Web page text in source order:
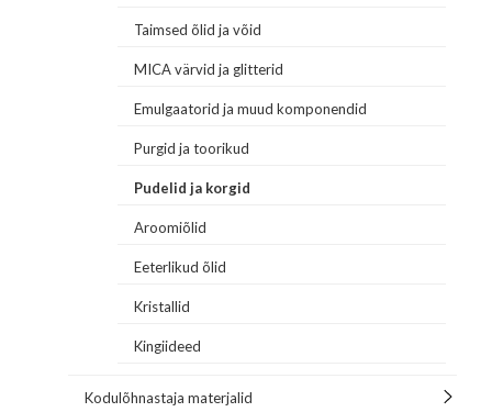
Taimsed õlid ja võid
MICA värvid ja glitterid
Emulgaatorid ja muud komponendid
Purgid ja toorikud
Pudelid ja korgid
Aroomiõlid
Eeterlikud õlid
Kristallid
Kingiideed
Kodulõhnastaja materjalid